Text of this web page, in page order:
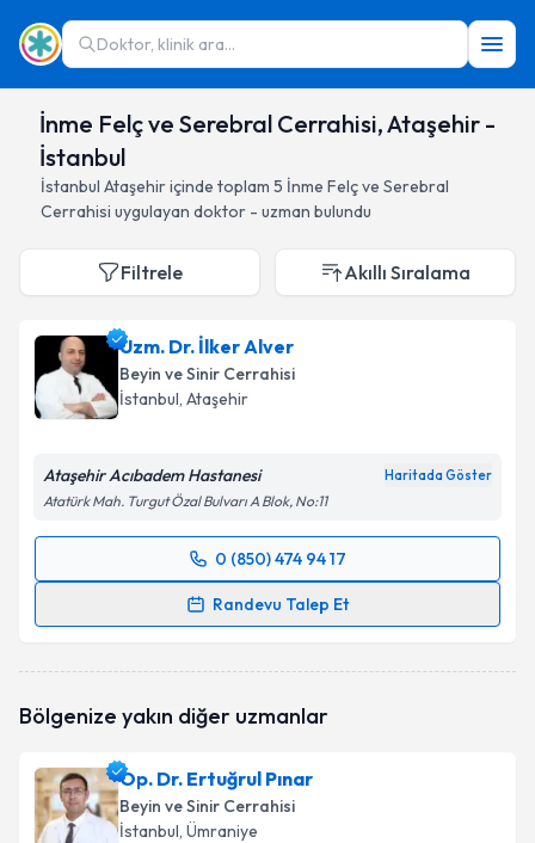
Doktor, klinik ara...
İnme Felç ve Serebral Cerrahisi, Ataşehir -
İstanbul
İstanbul Ataşehiriçinde toplam 5 İnme Felç ve Serebral
Cerrahisi uygulayan doktor - uzman bulundu
Filtrele Akıllı Sıralama
Uzm. Dr. İlker Alver
Beyin ve Sinir Cerrahisi
İstanbul, Ataşehir
Ataşehir Acıbadem Hastanesi Haritada Göster
Atatürk Mah. Turgut Özal Bulvarı A Blok, No:11
0 (850) 474 94 17
Randevu Talep Et
Randevu Takvimi Talebi
oluşturun. Size bu uzmandan randevu almanız için bir
Bölgenize yakın diğer uzmanlar
Op. Dr. Ertuğrul Pınar
Beyin ve Sinir Cerrahisi
İstanbul, Ümraniye